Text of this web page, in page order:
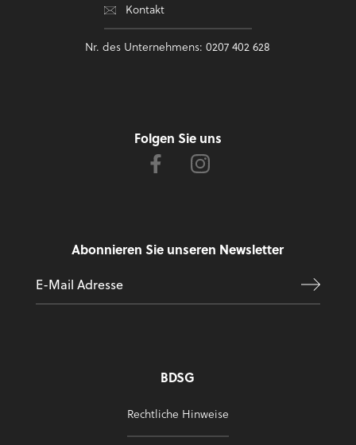
Kontakt
Nr. des Unternehmens: 0207 402 628
Folgen Sie uns
Abonnieren Sie unseren Newsletter
BDSG
Rechtliche Hinweise